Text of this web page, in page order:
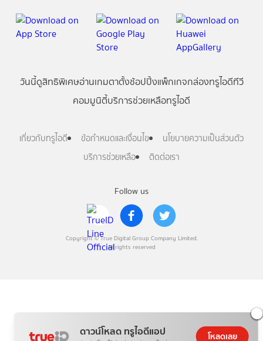
ดาวน์โหลด ทรูไอดีแอป โหลดเลย
Follow us
Copyright © True Digital Group Company Limited.
All rights reserved
วันนี้ดูสิทธิพิเศษอ่านเกมตาตั้งช้อปปิ้งแพ็กเกจกล่องทรูไอดีทีวี
คอมมูนิตี้บริการช่วยเหลือทรูไอดี
เกี่ยวกับทรูไอดี ข้อกำหนดและเงื่อนไข
นโยบายความเป็นส่วนตัว
บริการช่วยเหลือ
ติดต่อเรา